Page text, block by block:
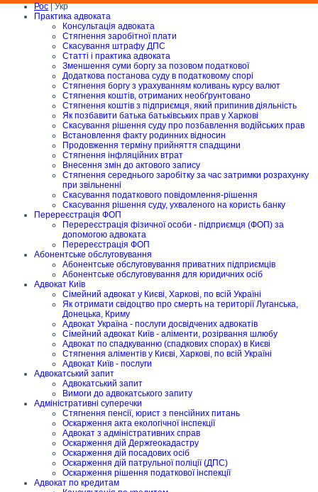
Рос| Укр
Практика адвоката
Консультація адвоката
Стягнення заробітної плати
Скасування штрафу ДПС
Статті і практика адвоката
Зменшення суми боргу за позовом податкової
Додаткова постанова суду в податковому спорі
Стягнення боргу з урахуванням коливань курсу валют
Стягнення коштів, отриманих необґрунтовано
Стягнення коштів з підприємця, який припинив діяльність
Як позбавити батька батьківських прав у Харкові
Скасування рішення суду про позбавлення водійських прав
Встановлення факту родинних відносин
Продовження терміну прийняття спадщини
Стягнення інфляційних втрат
Внесення змін до актового запису
Стягнення середнього заробітку за час затримки розрахунку
при звільненні
Скасування податкового повідомлення-рішення
Скасування рішення суду, ухваленого на користь банку
Перереєстрація ФОП
Перереєстрація фізичної особи - підприємця (ФОП) за
допомогою адвоката
Перереєстрація ФОП
Абонентське обслуговування
Абонентське обслуговування приватних підприємців
Абонентське обслуговування для юридичних осіб
Адвокат Київ
Сімейний адвокат у Києві, Харкові, по всій Україні
Як отримати свідоцтво про смерть на території Луганська,
Донецька, Криму
Адвокат Україна - послуги досвідчених адвокатів
Сімейний адвокат Київ - аліменти, розірвання шлюбу
Адвокат по спадкуванню (спадкових спорах) в Києві
Стягнення аліментів у Києві, Харкові, по всій Україні
Адвокат Київ - послуги
Адвокатський запит
Адвокатський запит
Вимоги до адвокатського запиту
Адміністративні суперечки
Стягнення пенсії, юрист з пенсійних питань
Оскарження акта екологічної інспекції
Адвокат з адміністративних справ
Оскарження дій Держгеокадастру
Оскарження дій посадових осіб
Оскарження дій патрульної поліції (ДПС)
Оскарження рішення податкової інспекції
Адвокат по кредитам